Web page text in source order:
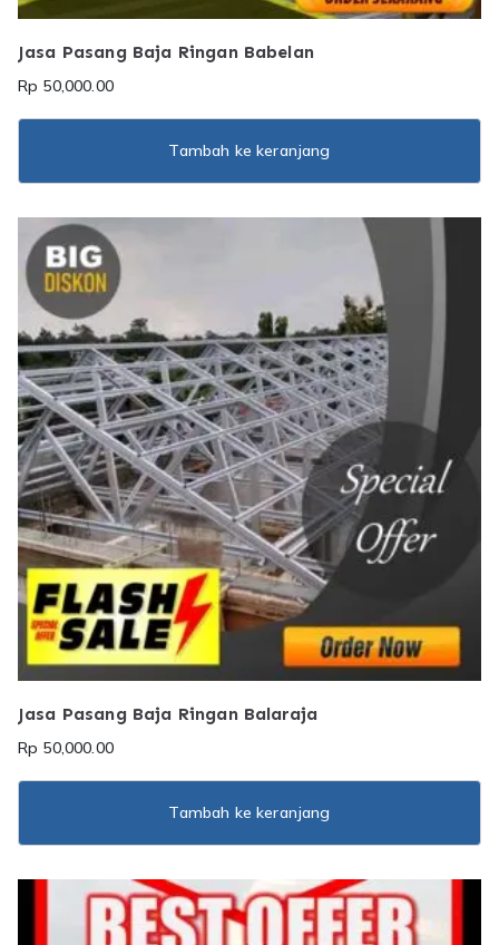
Jasa Pasang Baja Ringan Babelan
Rp 50,000.00
Tambah ke keranjang
Jasa Pasang Baja Ringan Balaraja
Rp 50,000.00
Tambah ke keranjang